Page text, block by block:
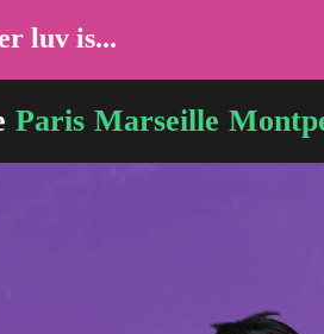
luv is...
Paris Marseille